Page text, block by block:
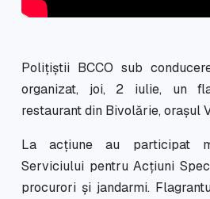
Polițiștii BCCO sub
organizat, joi, 2 iulie, un
restaurant din Bivolărie, orașul
La acțiune au participat
Serviciului pentru Acțiuni
procurori și jandarmi.